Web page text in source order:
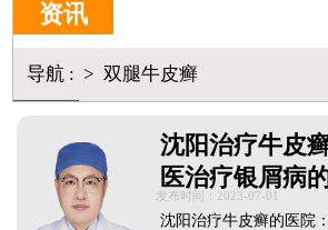
资讯
导航: > 双腿牛皮癣
沈阳治疗牛皮
医治疗银屑病
发布时间：2023-07-01
沈阳治疗牛皮癣的医院